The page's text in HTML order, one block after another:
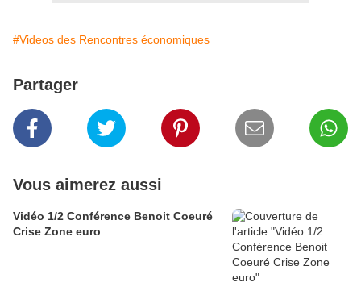
#Videos des Rencontres économiques
Partager
Vous aimerez aussi
Vidéo 1/2 Conférence Benoit Coeuré
Crise Zone euro